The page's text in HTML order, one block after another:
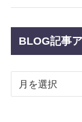
BLOG記事
BLOG